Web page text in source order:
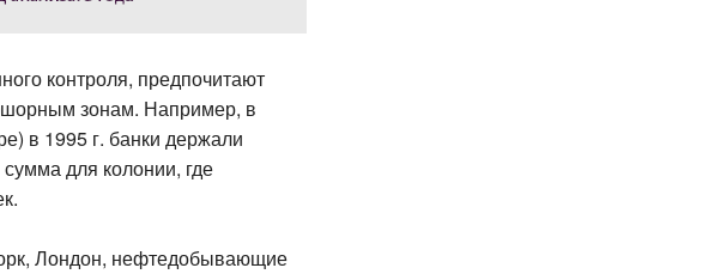
контроля, предпочитают
зонам. Например, в
в 1995 г. банки держали
для колонии, где
Лондон, нефтедобывающие